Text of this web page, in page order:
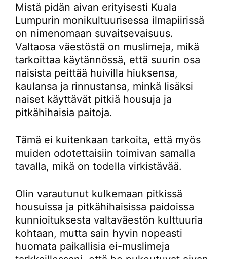
Mistä pidän aivan erityisesti Kuala
Lumpurin monikultuurisessa ilmapiirissä
on nimenomaan suvaitsevaisuus.
Valtaosa väestöstä on muslimeja, mikä
tarkoittaa käytännössä, että suurin osa
naisista peittää huivilla hiuksensa,
kaulansa ja rinnustansa, minkä lisäksi
naiset käyttävät pitkiä housuja ja
pitkähihaisia paitoja.
Tämä ei kuitenkaan tarkoita, että myös
muiden odotettaisiin toimivan samalla
tavalla, mikä on todella virkistävää.
Olin varautunut kulkemaan pitkissä
housuissa ja pitkähihaisissa paidoissa
kunnioituksesta valtaväestön kulttuuria
kohtaan, mutta sain hyvin nopeasti
huomata paikallisia ei-muslimeja